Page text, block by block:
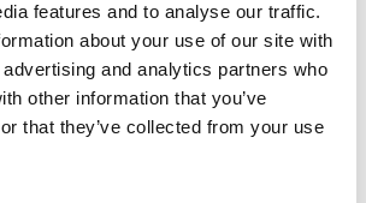
features and to analyse our traffic.
about your use of our site with
and analytics partners who
other information that you’ve
that they’ve collected from your use
σε νερό & άρωμα, δεν μαυρίζει!